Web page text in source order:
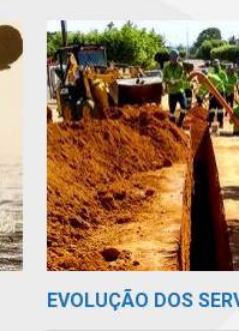
EVOLUÇÃO DOS